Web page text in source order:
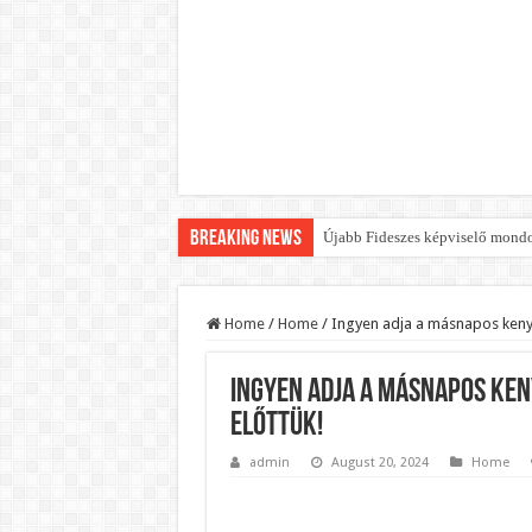
Breaking News Újabb Fideszes képviselő
Döntött a kormány az
Rendkívüli intézkedések
Jön a pénzeső a
ÉLŐ! RENDKÍVÜLI! Váratlan
BREAKING! Kész, ennyi volt!
Home / Home / Ingyen adja a másnapos
Ingyen adja a másnapos
előttük!
admin August 20, 2024 Home